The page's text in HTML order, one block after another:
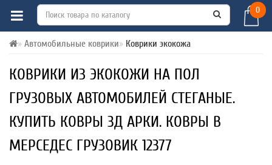
0
Автомобильные коврики Коврики экокожа
КОВРИКИ ИЗ ЭКОКОЖИ НА ПОЛ
ГРУЗОВЫХ АВТОМОБИЛЕЙ СТЕГАНЫЕ.
КУПИТЬ КОВРЫ 3Д АРКИ. КОВРЫ В
МЕРСЕДЕС ГРУЗОВИК 12377